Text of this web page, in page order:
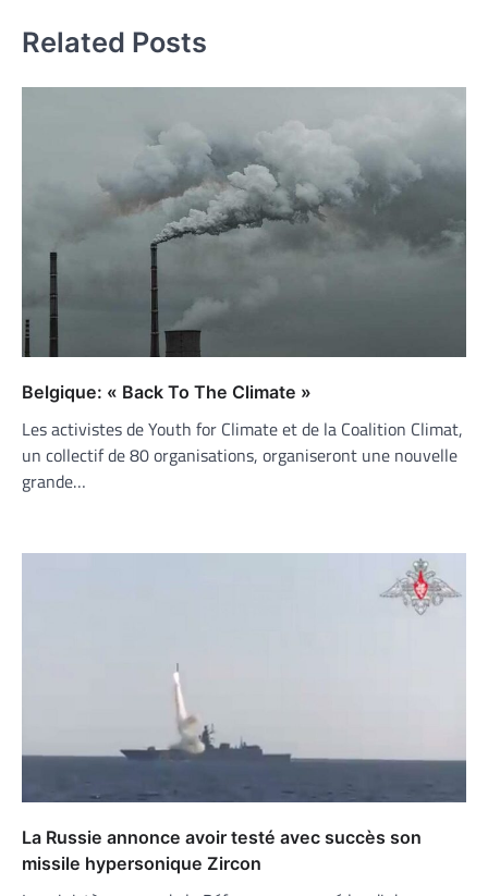
Related Posts
Belgique: « Back To The Climate »
Les activistes de Youth for Climate et de la Coalition Climat,
un collectif de 80 organisations, organiseront une nouvelle
grande…
La Russie annonce avoir testé avec succès son
missile hypersonique Zircon